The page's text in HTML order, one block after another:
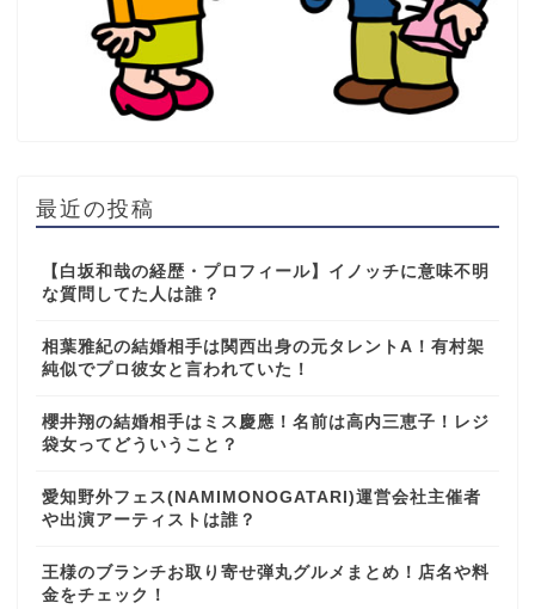
最近の投稿
【白坂和哉の経歴・プロフィール】イノッチに意味不明
な質問してた人は誰？
相葉雅紀の結婚相手は関西出身の元タレントA！有村架
純似でプロ彼女と言われていた！
櫻井翔の結婚相手はミス慶應！名前は高内三恵子！レジ
袋女ってどういうこと？
愛知野外フェス(NAMIMONOGATARI)運営会社主催者
や出演アーティストは誰？
王様のブランチお取り寄せ弾丸グルメまとめ！店名や料
金をチェック！